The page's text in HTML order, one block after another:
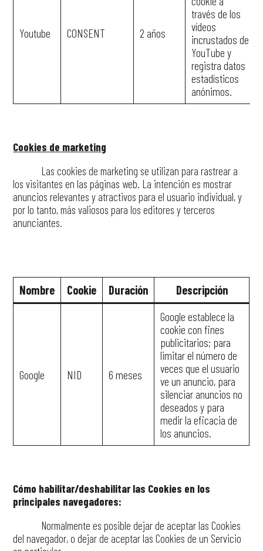
Youtube CONSENT 2 años
través de los
vídeos
incrustados de
YouTube y
registra datos
estadísticos
anónimos.
Cookies de marketing
Las cookies de marketing se utilizan para rastrear a
los visitantes en las páginas web. La intención es mostrar
anuncios relevantes y atractivos para el usuario individual, y
por lo tanto, más valiosos para los editores y terceros
anunciantes.
Nombre Cookie Duración Descripción
Google NID 6 meses
Google establece la
cookie con fines
publicitarios; para
limitar el número de
veces que el usuario
ve un anuncio, para
silenciar anuncios no
deseados y para
medir la eficacia de
los anuncios.
Cómo habilitar/deshabilitar las Cookies en los
principales navegadores:
Normalmente es posible dejar de aceptar las Cookies
del navegador, o dejar de aceptar las Cookies de un Servicio